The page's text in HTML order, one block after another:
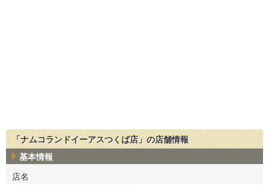
「ナムコランドイーアスつくば店」の店舗情報
基本情報
店名